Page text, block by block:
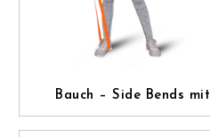
Bauch – Side Bends